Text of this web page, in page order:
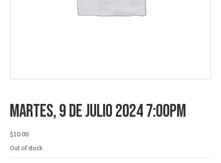
martes, 9 de julio 2024 7:00PM
$10.00
Out of stock